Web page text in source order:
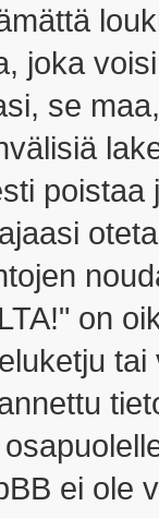
joka
se
on
ei ole